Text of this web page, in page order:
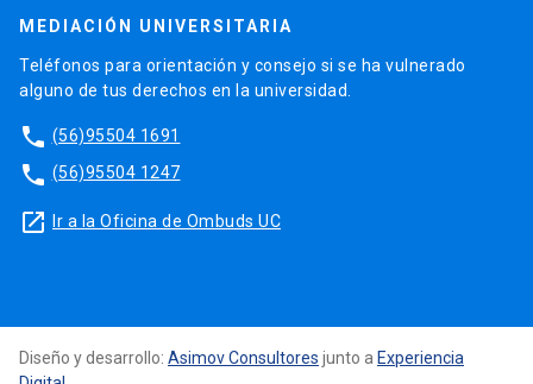
MEDIACIÓN UNIVERSITARIA
Teléfonos para orientación y consejo si se ha vulnerado
alguno de tus derechos en la universidad.
phone (56)95504 1691
phone (56)95504 1247
launch Ir a la Oficina de Ombuds UC
Diseño y desarrollo: Asimov Consultores junto a Experiencia